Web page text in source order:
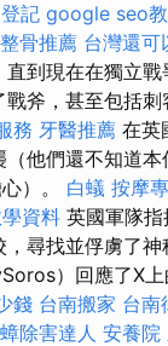
記 google seo
骨推薦 台灣還可
到現在在獨立
斧，甚至包括刺
務 牙醫推薦 在英
他們還不知道
）。 白蟻 按摩
資料 英國軍隊
尋找並俘虜了
）回應了X上
錢 台南搬家 台南
除害達人 安養院